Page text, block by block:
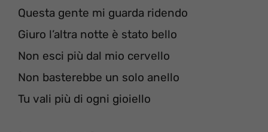
Questa gente mi guarda ridendo
Giuro l’altra notte è stato bello
Non esci più dal mio cervello
Non basterebbe un solo anello
Tu vali più di ogni gioiello